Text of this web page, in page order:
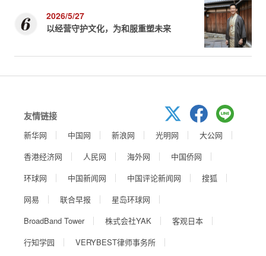
2026/5/27
以经营守护文化，为和服重塑未来
友情链接
新华网 中国网 新浪网 光明网
大公网
香港经济网
人民网 海外网
中国侨网
环球网
中国新闻网 中国评论新闻网
搜狐
网易
联合早报
星岛环球网
BroadBand Tower
株式会社YAK
客观日本
行知学园
VERYBEST律师事务所